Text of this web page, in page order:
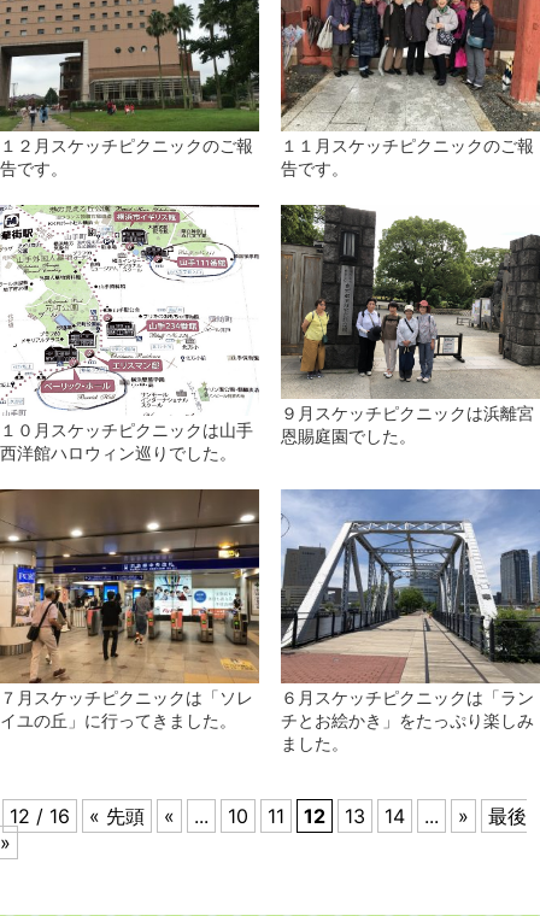
１２月スケッチピクニックのご報
告です。
１１月スケッチピクニックのご報
告です。
１０月スケッチピクニックは山手
西洋館ハロウィン巡りでした。
９月スケッチピクニックは浜離宮
恩賜庭園でした。
７月スケッチピクニックは「ソレ
イユの丘」に行ってきました。
６月スケッチピクニックは「ラン
チとお絵かき」をたっぷり楽しみ
ました。
12 / 16 « 先頭 « ... 10 11 12 13 14 ... »
最後
»